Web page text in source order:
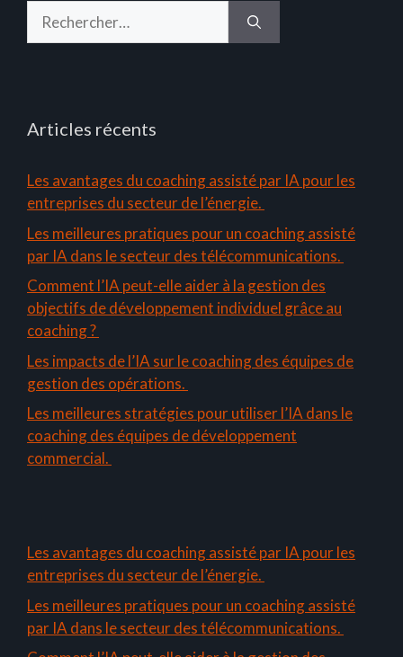
Articles récents
Les avantages du coaching assisté par IA pour les
entreprises du secteur de l’énergie.
Les meilleures pratiques pour un coaching assisté
par IA dans le secteur des télécommunications.
Comment l’IA peut-elle aider à la gestion des
objectifs de développement individuel grâce au
coaching ?
Les impacts de l’IA sur le coaching des équipes de
gestion des opérations.
Les meilleures stratégies pour utiliser l’IA dans le
coaching des équipes de développement
commercial.
Les avantages du coaching assisté par IA pour les
entreprises du secteur de l’énergie.
Les meilleures pratiques pour un coaching assisté
par IA dans le secteur des télécommunications.